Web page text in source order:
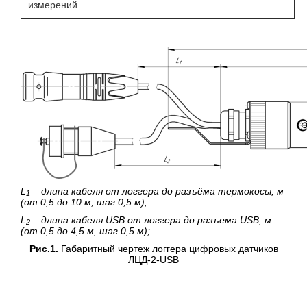
измерений
L 1 – длина кабеля от логгера до разъёма термокосы, м
(от 0,5 до 10 м, шаг 0,5 м);
L 2 – длина кабеля USB от логгера до разъема USB, м
(от 0,5 до 4,5 м, шаг 0,5 м);
Рис.1. Габаритный чертеж логгера цифровых датчиков
ЛЦД-2-USB